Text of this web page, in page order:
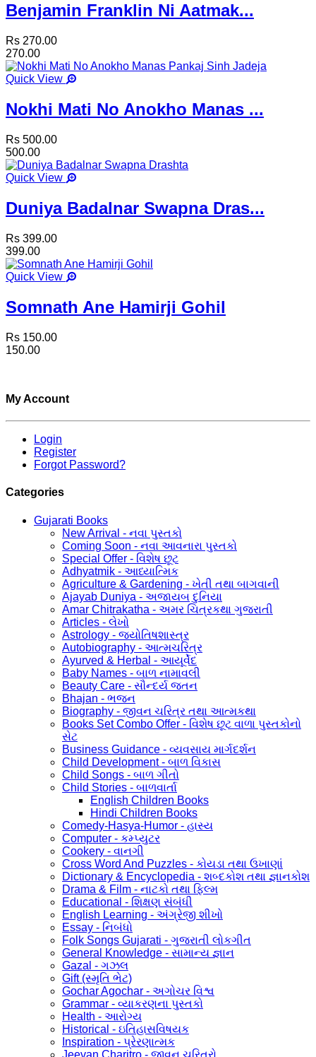
Benjamin Franklin Ni Aatmak...
Rs 270.00
270.00
Quick View
Nokhi Mati No Anokho Manas ...
Rs 500.00
500.00
Quick View
Duniya Badalnar Swapna Dras...
Rs 399.00
399.00
Quick View
Somnath Ane Hamirji Gohil
Rs 150.00
150.00
My Account
Login
Register
Forgot Password?
Categories
Gujarati Books
New Arrival - નવા પુસ્તકો
Coming Soon - નવા આવનારા પુસ્તકો
Special Offer - વિશેષ છૂટ
Adhyatmik - આધ્યાત્મિક
Agriculture & Gardening - ખેતી તથા બાગવાની
Ajayab Duniya - અજાયબ દુનિયા
Amar Chitrakatha - અમર ચિત્રકથા ગુજરાતી
Articles - લેખો
Astrology - જ્યોતિષશાસ્ત્ર
Autobiography - આત્મચરિત્ર
Ayurved & Herbal - આયૂર્વેદ
Baby Names - બાળ નામાવલી
Beauty Care - સૌન્દર્ય જતન
Bhajan - ભજન
Biography - જીવન ચરિત્ર તથા આત્મકથા
Books Set Combo Offer - વિશેષ છૂટ વાળા પુસ્તકોનો
સેટ
Business Guidance - વ્યવસાય માર્ગદર્શન
Child Development - બાળ વિકાસ
Child Songs - બાળ ગીતો
Child Stories - બાળવાર્તા
English Children Books
Hindi Children Books
Comedy-Hasya-Humor - હાસ્ય
Computer - કમ્પ્યુટર
Cookery - વાનગી
Cross Word And Puzzles - કોયડા તથા ઉખાણાં
Dictionary & Encyclopedia - શબ્દકોશ તથા જ્ઞાનકોશ
Drama & Film - નાટકો તથા ફિલ્મ
Educational - શિક્ષણ સંબંધી
English Learning - અંગ્રેજી શીખો
Essay - નિબંધો
Folk Songs Gujarati - ગુજરાતી લોકગીત
General Knowledge - સામાન્ય જ્ઞાન
Gazal - ગઝલ
Gift (સ્મૃતિ ભેટ)
Gochar Agochar - અગોચર વિશ્વ
Grammar - વ્યાકરણના પુસ્તકો
Health - આરોગ્ય
Historical - ઇતિહાસવિષયક
Inspiration - પ્રેરણાત્મક
Jeevan Charitro - જીવન ચરિત્રો